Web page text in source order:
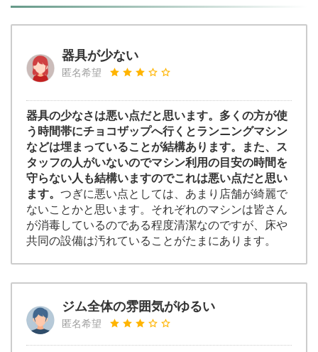
器具が少ない
匿名希望
器具の少なさは悪い点だと思います。多くの方が使
う時間帯にチョコザップへ行くとランニングマシン
などは埋まっていることが結構あります。また、ス
タッフの人がいないのでマシン利用の目安の時間を
守らない人も結構いますのでこれは悪い点だと思い
ます。 つぎに悪い点としては、あまり店舗が綺麗で
ないことかと思います。それぞれのマシンは皆さん
が消毒しているのである程度清潔なのですが、床や
共同の設備は汚れていることがたまにあります。
ジム全体の雰囲気がゆるい
匿名希望